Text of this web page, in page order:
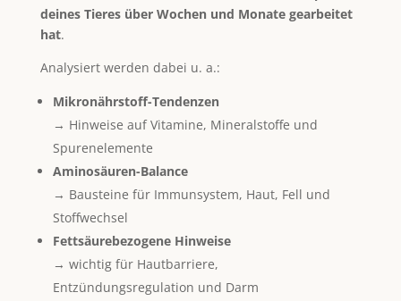
deines Tieres über Wochen und Monate gearbeitet
hat.
Analysiert werden dabei u. a.:
Mikronährstoff-Tendenzen
→ Hinweise auf Vitamine, Mineralstoffe und
Spurenelemente
Aminosäuren-Balance
→ Bausteine für Immunsystem, Haut, Fell und
Stoffwechsel
Fettsäurebezogene Hinweise
→ wichtig für Hautbarriere,
Entzündungsregulation und Darm